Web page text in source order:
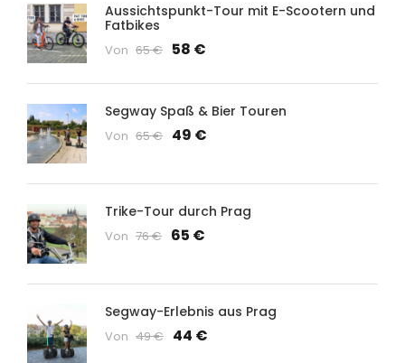
Aussichtspunkt-Tour mit E-Scootern und
Fatbikes
Von 65 € 58 €
Segway Spaß & Bier Touren
Von 65 € 49 €
Trike-Tour durch Prag
Von 76 € 65 €
Segway-Erlebnis aus Prag
Von 49 € 44 €